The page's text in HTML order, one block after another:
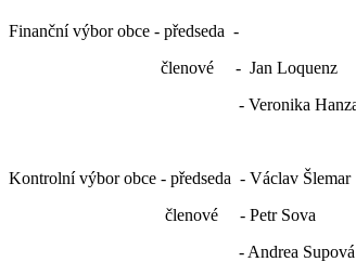
Finanční výbor obce - předseda -
členové - Jan Loquenz
- Veronika
Kontrolní výbor obce - předseda - Václav Šlemar
členové - Petr Sova
- Andrea Supová